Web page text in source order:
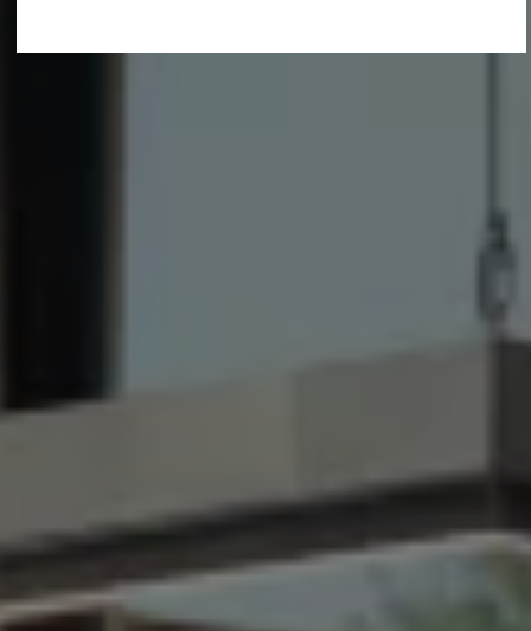
Entertainment und Elektronik
Volkswagen R
Pannen- und Unfallhilfe
Volkswagen Kundenbetreuung